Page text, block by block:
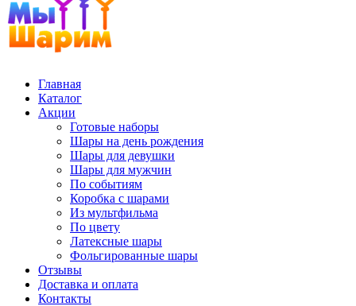
Главная
Каталог
Акции
Готовые наборы
Шары на день рождения
Шары для девушки
Шары для мужчин
По событиям
Коробка с шарами
Из мультфильма
По цвету
Латексные шары
Фольгированные шары
Отзывы
Доставка и оплата
Контакты